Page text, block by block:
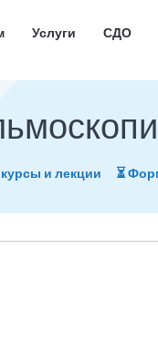
Услуги СДО
курсы и лекции ⏳